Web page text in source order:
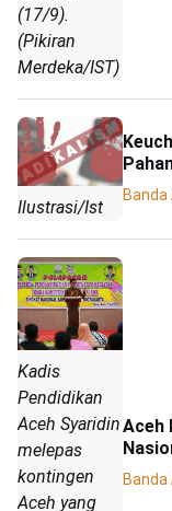
(17/9).
(Pikiran
Merdeka/IST)
Ilustrasi/Ist
Banda
Kadis
Pendidikan
Aceh Syaridin
melepas
kontingen
Aceh yang
Aceh
Banda